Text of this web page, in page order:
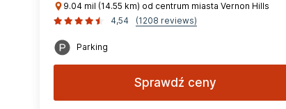
9.04 mil (14.55 km) od centrum miasta Vernon Hills
4,54
(1208 reviews)
Parking
Sprawdź ceny